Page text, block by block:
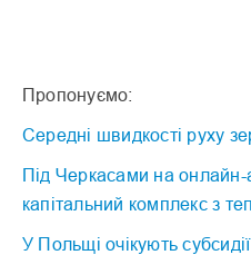
Пропонуємо:
Середні швидкості руху
Під Черкасами на онлайн-
капітальний комплекс з
У Польщі очікують